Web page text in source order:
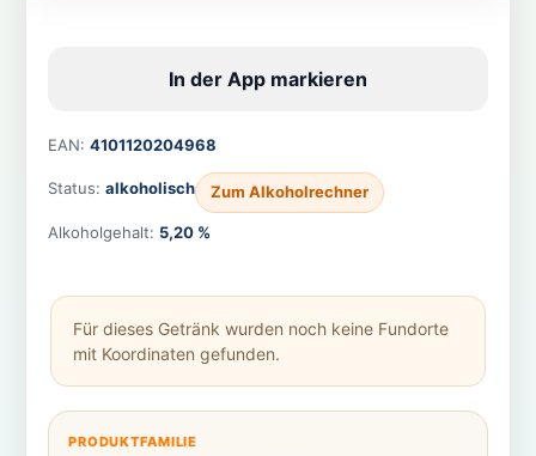
In der App markieren
EAN: 4101120204968
Status: alkoholisch Zum Alkoholrechner
Alkoholgehalt: 5,20 %
Für dieses Getränk wurden noch keine Fundorte
mit Koordinaten gefunden.
PRODUKTFAMILIE